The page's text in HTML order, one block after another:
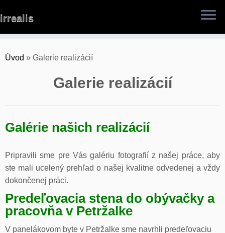
to
irrealis
Úvod » Galerie realizácií
Galerie realizácií
Galérie našich realizácií
Pripravili sme pre Vás galériu fotografií z našej práce, aby
ste mali ucelený prehľad o našej kvalitne odvedenej a vždy
dokončenej práci.
Predeľovacia stena do obývačky a
pracovňa v Petržalke
V panelákovom byte v Petržalke sme navrhli predeľovaciu